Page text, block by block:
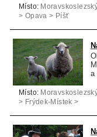
Místo:
> Opava > Píšť
a
Místo:
> Frýdek-Místek >